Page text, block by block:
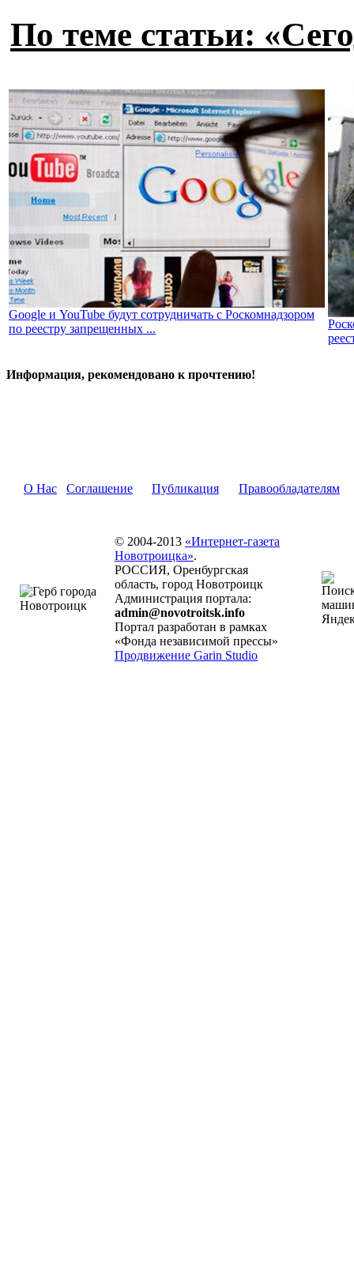
По теме статьи:
Google и YouTube будут сотрудничать с Роскомнадзором
по реестру запрещенных ...
Информация, рекомендовано к прочтению!
О Нас Соглашение Публикация Правообладателям
© 2004-2013 «Интернет-газета
Новотроицка».
РОССИЯ, Оренбургская
область, город Новотроицк
Администрация портала:
admin@novotroitsk.info
Портал разработан в рамках
«Фонда независимой прессы»
Продвижение Garin Studio